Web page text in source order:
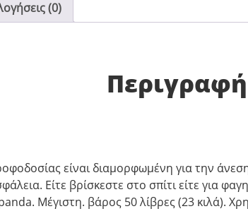
(0)
Περιγραφή
είναι διαμορφωμένη για την
Είτε βρίσκεστε στο σπίτι είτε για
Μέγιστη. βάρος 50 λίβρες (23 κιλά).